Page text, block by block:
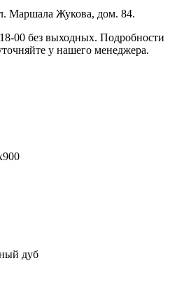
Маршала Жукова, дом. 84.
00 без выходных. Подробности
у нашего менеджера.
дуб